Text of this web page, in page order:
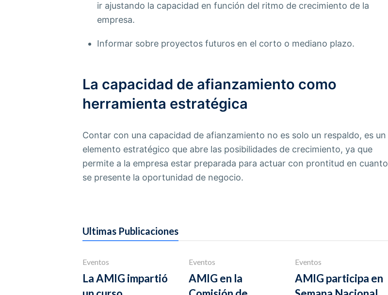
ir ajustando la capacidad en función del ritmo de crecimiento de la
empresa.
Informar sobre proyectos futuros en el corto o mediano plazo.
La capacidad de afianzamiento como
herramienta estratégica
Contar con una capacidad de afianzamiento no es solo un respaldo, es un
elemento estratégico que abre las posibilidades de crecimiento, ya que
permite a la empresa estar preparada para actuar con prontitud en cuanto
se presente la oportunidad de negocio.
Ultimas Publicaciones
Eventos
La AMIG impartió
Eventos
AMIG en la
Eventos
AMIG participa en